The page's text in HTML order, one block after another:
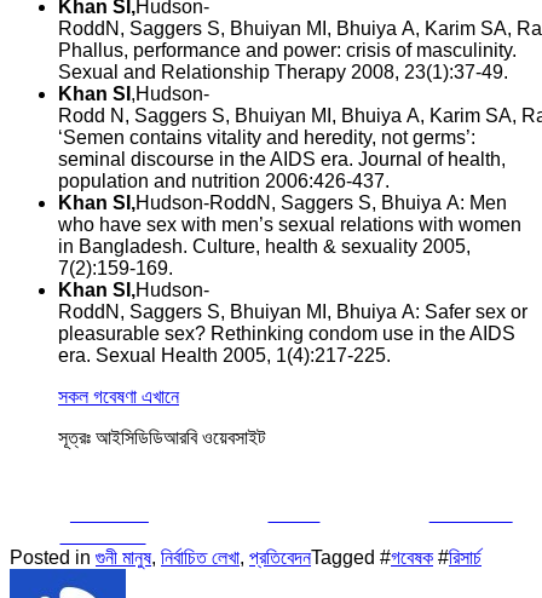
Khan SI,Hudson-
RoddN, Saggers S, Bhuiyan MI, Bhuiya A, Karim SA,
Phallus, performance and power: crisis of masculinity.
Sexual and Relationship Therapy 2008, 23(1):37-49.
Khan SI ,Hudson-
Rodd N, Saggers S, Bhuiyan MI, Bhuiya A, Karim SA,
‘Semen contains vitality and heredity, not germs’:
seminal discourse in the AIDS era. Journal of health,
population and nutrition 2006:426-437.
Khan SI,Hudson-RoddN, Saggers S, Bhuiya A: Men
who have sex with men’s sexual relations with women
in Bangladesh. Culture, health & sexuality 2005,
7(2):159-169.
Khan SI,Hudson-
RoddN, Saggers S, Bhuiyan MI, Bhuiya A: Safer sex or
pleasurable sex? Rethinking condom use in the AIDS
era. Sexual Health 2005, 1(4):217-225.
সকল গবেষণা এখানে
সূত্রঃ আইসিডিডিআরবি ওয়েবসাইট
Posted in গুনী মানুষ, নির্বাচিত লেখা, প্রতিবেদনTagged #গবেষক #রিসার্চ